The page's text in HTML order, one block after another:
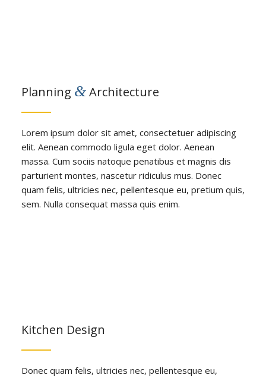
Planning &Architecture
Lorem ipsum dolor sit amet, consectetuer adipiscing
elit. Aenean commodo ligula eget dolor. Aenean
massa. Cum sociis natoque penatibus et magnis dis
parturient montes, nascetur ridiculus mus. Donec
quam felis, ultricies nec, pellentesque eu, pretium quis,
sem. Nulla consequat massa quis enim.
Kitchen Design
Donec quam felis, ultricies nec, pellentesque eu,